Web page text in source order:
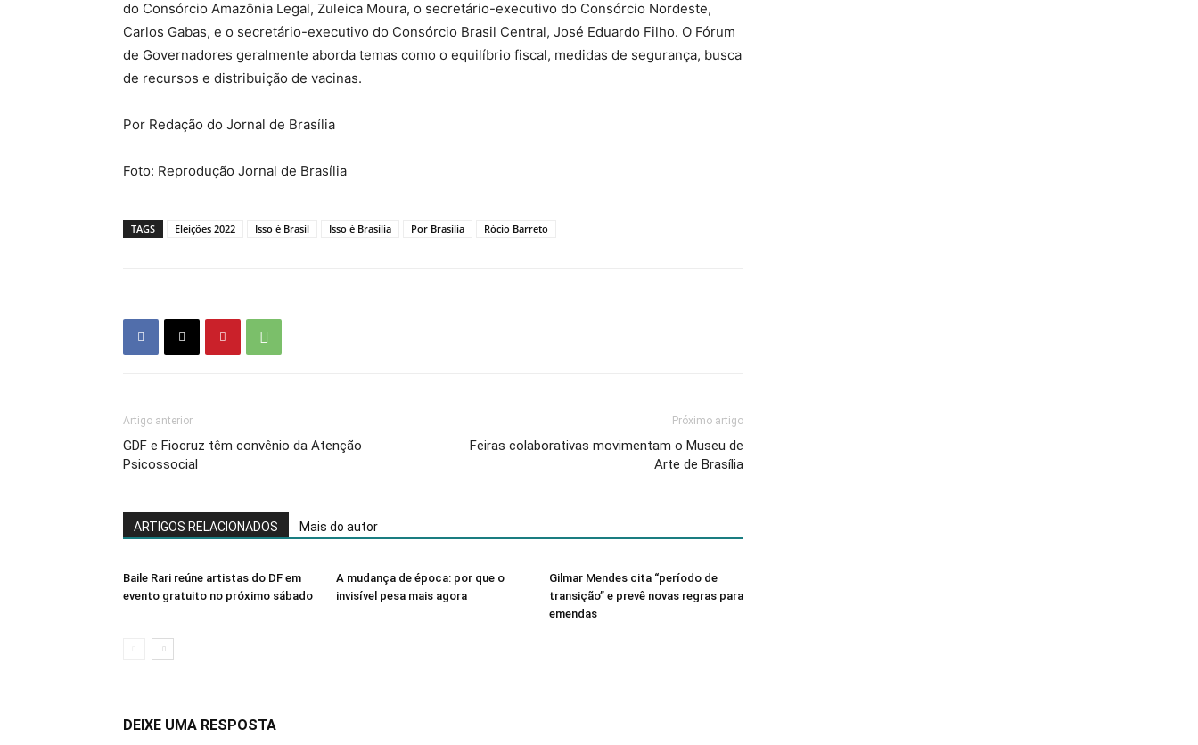
do Consórcio Amazônia Legal, Zuleica Moura, o secretário-executivo do Consórcio Nordeste,
Carlos Gabas, e o secretário-executivo do Consórcio Brasil Central, José Eduardo Filho. O Fórum
de Governadores geralmente aborda temas como o equilíbrio fiscal, medidas de segurança, busca
de recursos e distribuição de vacinas.
Por Redação do Jornal de Brasília
Foto: Reprodução Jornal de Brasília
TAGS Eleições 2022 Isso é Brasil Isso é Brasília Por Brasília Rócio Barreto
Artigo anterior
GDF e Fiocruz têm convênio da Atenção
Psicossocial
Próximo artigo
Feiras colaborativas movimentam o Museu de
Arte de Brasília
ARTIGOS RELACIONADOS Mais do autor
Baile Rari reúne artistas do DF em
evento gratuito no próximo sábado
A mudança de época: por que o
invisível pesa mais agora
Gilmar Mendes cita “período de
transição” e prevê novas regras para
emendas
DEIXE UMA RESPOSTA